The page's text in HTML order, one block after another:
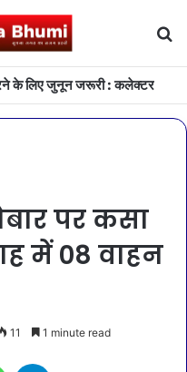
के लिए जुनून जरूरी : कलेक्टर
पर कसा
में 08 वाहन
11 1 minute read
WhatsApp